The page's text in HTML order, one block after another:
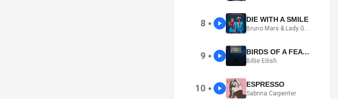
8 ● DIE WITH A SMILE
Bruno Mars & Lady Gaga
9 ● BIRDS OF A FEATHER
Billie Eilish
10 ● ESPRESSO
Sabrina Carpenter